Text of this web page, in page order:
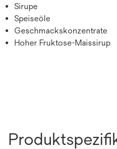
Sirupe
Speiseöle
Geschmackskonzentrate
Hoher Fruktose-Maissirup